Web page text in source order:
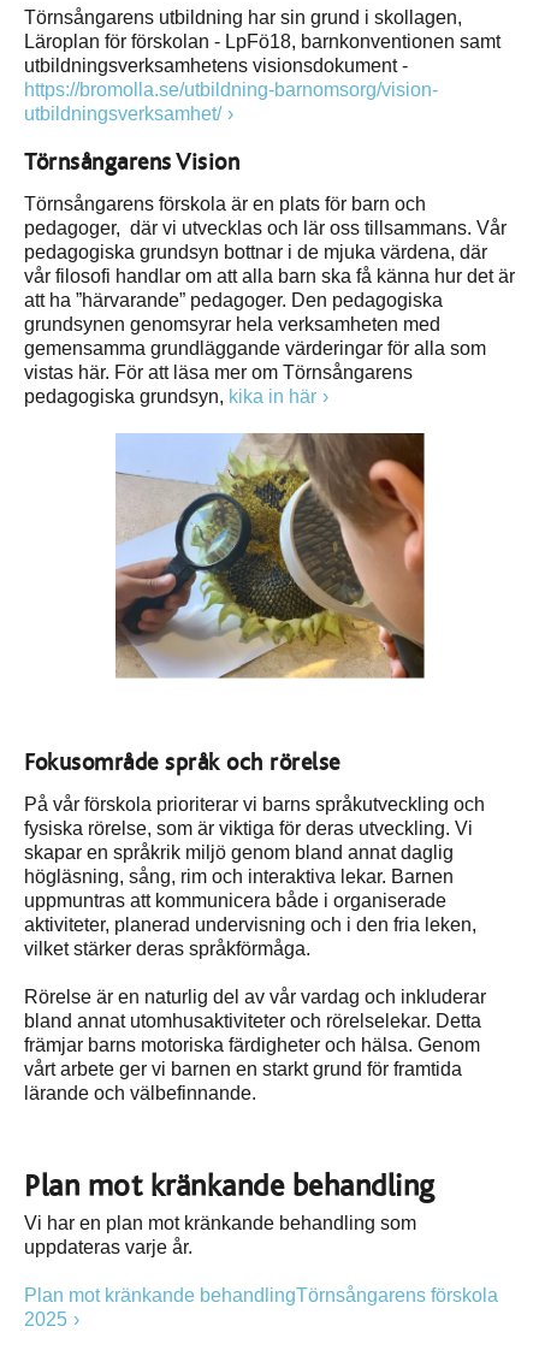
Törnsångarens utbildning har sin grund i skollagen,
Läroplan för förskolan - LpFö18, barnkonventionen samt
utbildningsverksamhetens visionsdokument -
https://bromolla.se/utbildning-barnomsorg/vision-
utbildningsverksamhet/
Törnsångarens Vision
Törnsångarens förskola är en plats för barn och
pedagoger, där vi utvecklas och lär oss tillsammans. Vår
pedagogiska grundsyn bottnar i de mjuka värdena, där
vår filosofi handlar om att alla barn ska få känna hur det är
att ha ”härvarande” pedagoger. Den pedagogiska
grundsynen genomsyrar hela verksamheten med
gemensamma grundläggande värderingar för alla som
vistas här. För att läsa mer om Törnsångarens
pedagogiska grundsyn, kika in här
Fokusområde språk och rörelse
På vår förskola prioriterar vi barns språkutveckling och
fysiska rörelse, som är viktiga för deras utveckling. Vi
skapar en språkrik miljö genom bland annat daglig
högläsning, sång, rim och interaktiva lekar. Barnen
uppmuntras att kommunicera både i organiserade
aktiviteter, planerad undervisning och i den fria leken,
vilket stärker deras språkförmåga.
Rörelse är en naturlig del av vår vardag och inkluderar
bland annat utomhusaktiviteter och rörelselekar. Detta
främjar barns motoriska färdigheter och hälsa. Genom
vårt arbete ger vi barnen en starkt grund för framtida
lärande och välbefinnande.
Plan mot kränkande behandling
Vi har en plan mot kränkande behandling som
uppdateras varje år.
Plan mot kränkande behandlingTörnsångarens förskola
2025